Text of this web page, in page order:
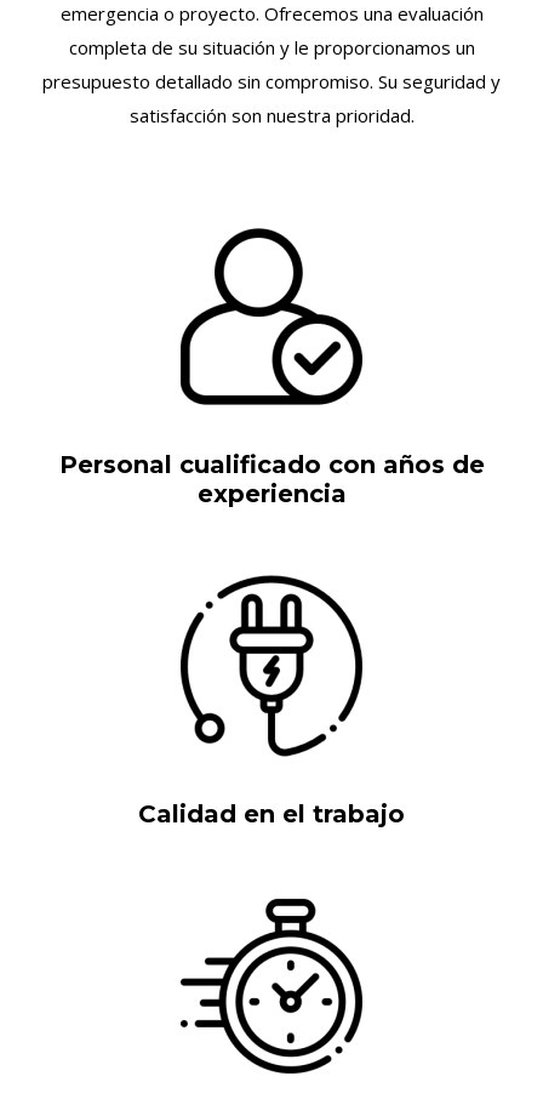
emergencia o proyecto. Ofrecemos una evaluación
completa de su situación y le proporcionamos un
presupuesto detallado sin compromiso. Su seguridad y
satisfacción son nuestra prioridad.
Personal cualificado con años de
experiencia
Calidad en el trabajo